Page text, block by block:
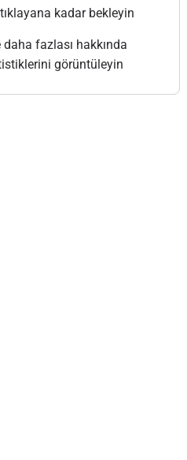
kadar bekleyin
daha fazlası hakkında
görüntüleyin